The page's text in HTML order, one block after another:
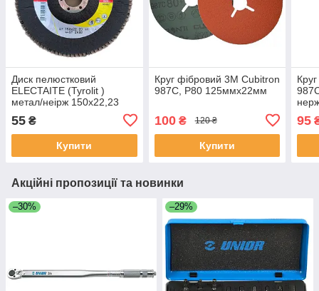
Диск пелюстковий
ELECTAITE (Tyrolit )
метал/неірж 150х22,23
55 ₴
Купити
Круг фібровий 3М Cubitron
987C, P80 125ммх22мм
100₴ 120 ₴
Купити
95
Акційні пропозиції та новинки
–30% –29%